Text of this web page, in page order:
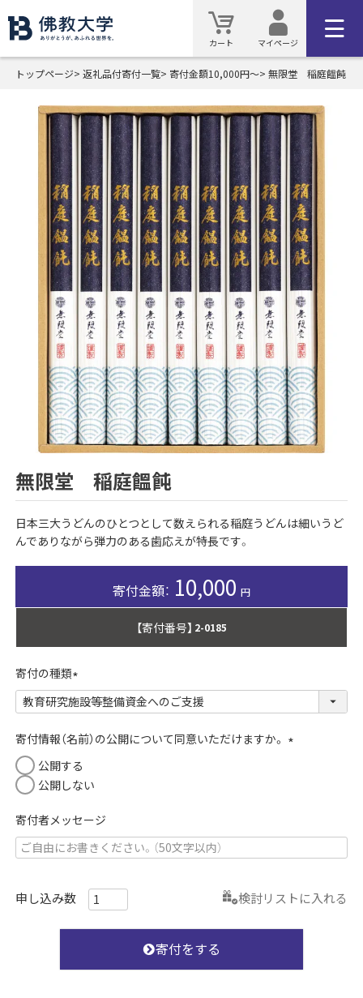
カート マイページ
トップページ 返礼品付寄付一覧 寄付金額10,000円～ 無限堂 稲庭饂飩
無限堂 稲庭饂飩
日本三大うどんのひとつとして数えられる稲庭うどんは細いうど
んでありながら弾力のある歯応えが特長です。
10,000
【寄付番号】 2-0185
寄付の種類
(
必
須
)
寄付情報（名前）の公開について同意いただけますか。
公開する
公開しない
寄付者メッセージ
検討リストに入れる
寄付をする